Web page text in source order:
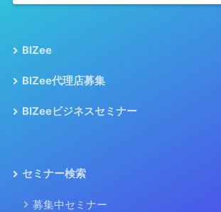
BIZee
BIZee代理店募集
BIZeeビジネスセミナー
セミナー検索
募集中セミナー